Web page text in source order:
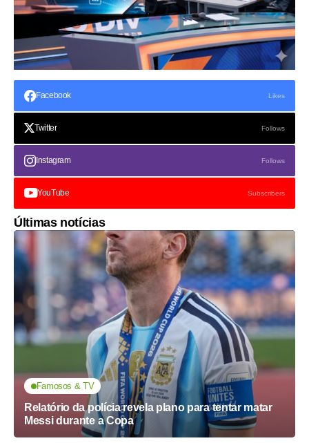
Facebook Likes
Twitter Follows
Instagram Follows
YouTube Subscribers
Últimas notícias
Famosos & TV
Relatório da polícia revela plano para tentar matar
Messi durante a Copa